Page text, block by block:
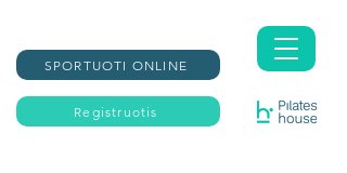
Registruotis
SPORTUOTI ONLINE